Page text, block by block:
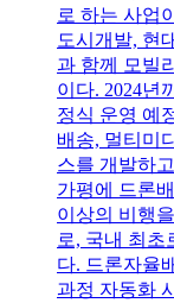
로 하는 사업
도시개발, 현
과 함께 모빌
이다. 2024년
정식 운영 예
배송, 멀티미
스를 개발하
가평에 드론
이상의 비행
로, 국내 최초
다. 드론자율
과정 자동화